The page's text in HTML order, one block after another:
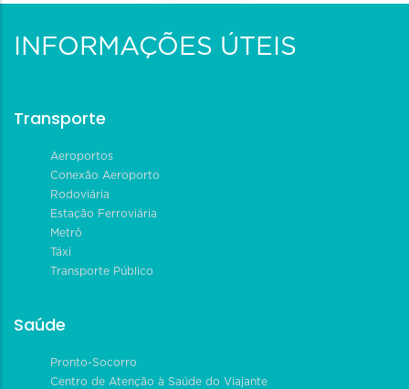
INFORMAÇÕES ÚTEIS
Transporte
Aeroportos
Conexão Aeroporto
Rodoviária
Estação Ferroviária
Metrô
Táxi
Transporte Público
Saúde
Pronto-Socorro
Centro de Atenção à Saúde do Viajante